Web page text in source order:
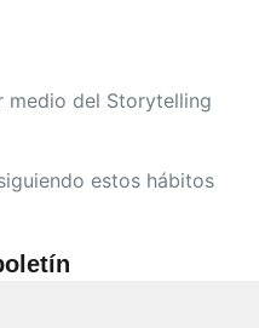
medio del Storytelling
estos hábitos